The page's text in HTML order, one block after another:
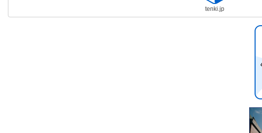
tenki.jp